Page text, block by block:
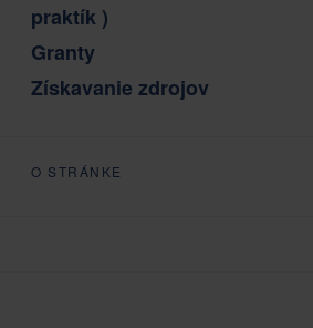
praktík )
Granty
Získavanie zdrojov
O STRÁNKE